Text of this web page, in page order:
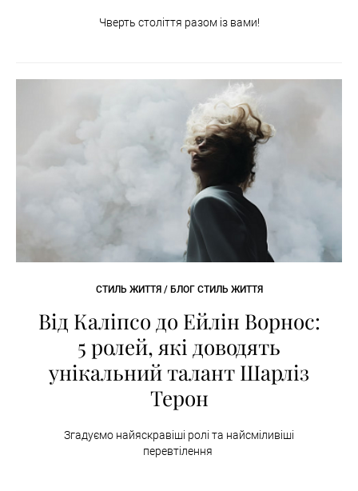
Чверть століття разом із вами!
СТИЛЬ ЖИТТЯ / БЛОГ СТИЛЬ ЖИТТЯ
Від Каліпсо до Ейлін Ворнос:
5 ролей, які доводять
унікальний талант Шарліз
Терон
Згадуємо найяскравіші ролі та найсміливіші
перевтілення